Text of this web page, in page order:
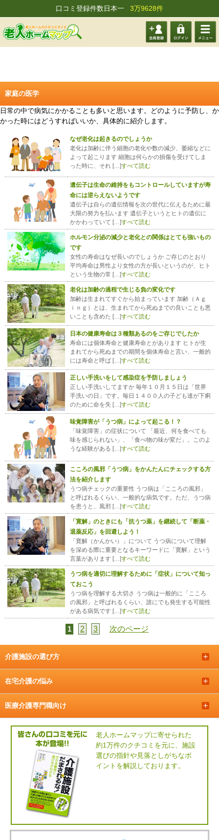
口コミ登録件数日本一 3万9628件
会員登 ログイ メニュ
家庭の医学
日常の中で病気にかかることも多いと思います。どのように予防し、か
かった時にはどうすればいいか、具体的に紹介します。
なぜ老化は起きるのでしょうか
老化は加齢に伴う細胞の老化や数の減少、萎縮などに
よって起こります 細胞は何らかの損傷を受けてしま
った時に、それ […]すべて読む
遺伝子は生命の維持をもコントロールしていますが寿
命には逆らえないようです
遺伝子は自らの遺伝情報を次の世代に伝えるために最
大限の努力を払います 遺伝子というとヒトの遺伝に
かかわっていて […]すべて読む
ホルモン分泌の減少と老化との関係はとても強いもの
です
女性の寿命はなぜ長いのでしょうか ご存じのとおり
平均寿命は男性より女性の方が長いというのが、ヒト
という生物の常 […]すべて読む
老化は加齢の過程で生じる負の変化です
加齢は生まれてすぐから始まっています 加齢（Ａｇ
ｉｎｇ）とは、生まれてから死ぬまでの良いことも悪
いことも含めた […]すべて読む
日本の健康寿命は３種類あるのをご存じでしたか
寿命には個体寿命と健康寿命とがあります ヒトが生
まれてから死ぬまでの期間を個体寿命と言い、一般的
には寿命と呼ば […]すべて読む
正しい手洗いをして感染症を予防しましょう
正しい手洗いしてますか 毎年１０月１５日は「世界
手洗いの日」です。毎日１４００人の子ども達が下痢
のために命を失 […]すべて読む
味覚障害が「うつ病」によって起こる！？
「味覚障害」の症状について 「最近、何を食べても
味を感じられない」、「食べ物の味が変だ」。このよ
うな経験がある […]すべて読む
こころの風邪「うつ病」をかんたんにチェックする方
法を紹介します
うつ病チェックの重要性 うつ病は「こころの風邪」
と呼ばれるくらい、一般的な病気です。ただ、うつ病
を患うと、風邪 […]すべて読む
「寛解」のときにも「抗うつ薬」を継続して「断薬・
退薬反応」を回避しよう！
「寛解（かんかい）」について うつ病について理解
を深める際に重要となるキーワードに「寛解」という
言葉があります […]すべて読む
うつ病を適切に理解するために「症状」について知っ
ておこう
うつ病を理解する大切さ うつ病は一般的に「こころ
の風邪」と呼ばれるくらい、誰にでも発生する可能性
がある病気です […]すべて読む
1 2 3 次のページ
介護施設の選び方
在宅介護の悩み
医療介護専門職向け
老人ホームマップに寄せられた
約1万件のクチコミを元に、施設
選びの指針や見落としがちなポ
イントを解説しております。